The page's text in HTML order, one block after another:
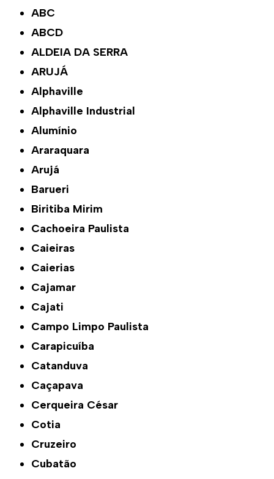
ABC
ABCD
ALDEIA DA SERRA
ARUJÁ
Alphaville
Alphaville Industrial
Alumínio
Araraquara
Arujá
Barueri
Biritiba Mirim
Cachoeira Paulista
Caieiras
Caierias
Cajamar
Cajati
Campo Limpo Paulista
Carapicuíba
Catanduva
Caçapava
Cerqueira César
Cotia
Cruzeiro
Cubatão